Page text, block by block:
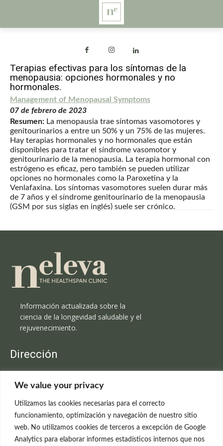
We value your privacy
Utilizamos las cookies necesarias para el correcto
funcionamiento, optimización y navegación de nuestro sitio
web. No utilizamos cookies de terceros a excepción de Google
Analytics para elaborar informes estadísticos internos que nos
Terapias efectivas para los síntomas de la
menopausia: opciones hormonales y no
hormonales.
Management of Menopausal Symptoms
07 de febrero de 2023
Resumen: La menopausia trae síntomas vasomotores y
genitourinarios a entre un 50% y un 75% de las mujeres.
Hay terapias hormonales y no hormonales que están
disponibles para tratar el síndrome vasomotor y
genitourinario de la menopausia. La terapia hormonal con
estrógeno es eficaz, pero también se pueden utilizar
opciones no hormonales como la Paroxetina y la
Venlafaxina. Los síntomas vasomotores suelen durar más
de 7 años y el síndrome genitourinario de la menopausia
(GSM por sus siglas en inglés) suele ser crónico.
Información actualizada sobre la
ciencia de la longevidad saludable y el
rejuvenecimiento.
Dirección
C/Claudio Coello, 19 - 1º
699 595 619
rejuvenecimiento@clinicaneleva.com